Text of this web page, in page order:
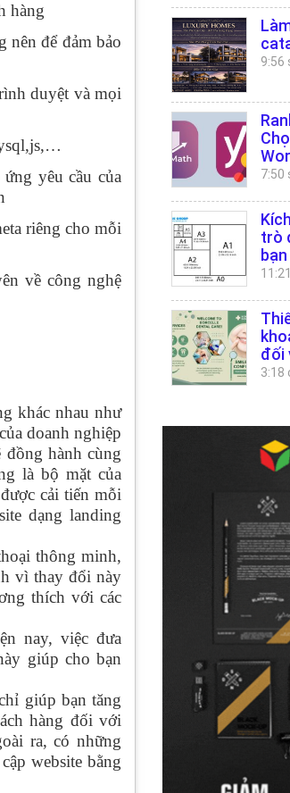
hàng
nên để đảm bảo
duyệt và mọi
yêu cầu của
riêng cho mỗi
về công nghệ
khác nhau như
doanh nghiệp
hành cùng
là bộ mặt của
cải tiến mỗi
dạng landing
thông minh,
vì thay đổi này
thích với các
nay, việc đưa
giúp cho bạn
giúp bạn tăng
hàng đối với
ra, có những
website bằng
9:56
7:50
trò
đối
3:18